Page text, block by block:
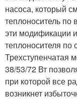
насоса, который
теплоноситель по
эти модификации
теплоносителя по
Трехступенчатая
38/53/72 Вт
при которой все
возникнет